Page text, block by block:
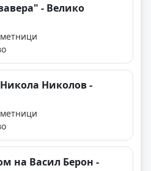
- Велико
Николов -
на Васил Берон -